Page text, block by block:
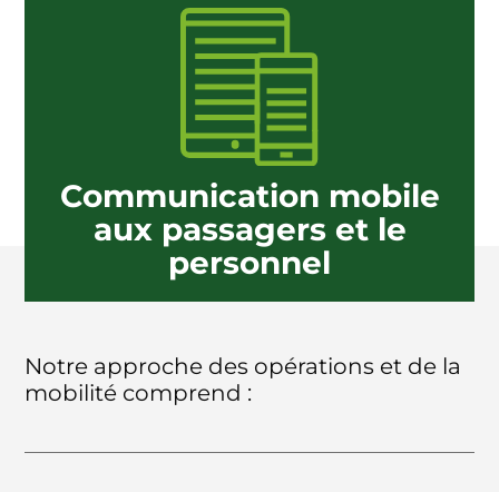
Communication mobile
aux passagers et le
personnel
Notre approche des opérations et de la
mobilité comprend :